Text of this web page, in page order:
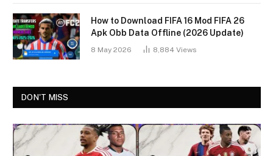
How to Download FIFA 16 Mod FIFA 26
Apk Obb Data Offline (2026 Update)
8 May 2026 8,884 Views
DON'T MISS